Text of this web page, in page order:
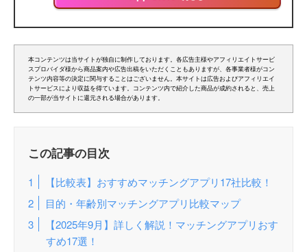
本コンテンツは当サイトが独自に制作しております。各広告主様やアフィリエイトサービ
スプロバイダ様から商品案内や広告出稿をいただくこともありますが、各事業者様がコン
テンツ内容等の決定に関与することはございません。本サイトは広告およびアフィリエイ
トサービスにより収益を得ています。コンテンツ内で紹介した商品が成約されると、売上
の一部が当サイトに還元される場合があります。
この記事の目次
【比較表】おすすめマッチングアプリ17社比較！
目的・年齢別マッチングアプリ比較マップ
【2025年9月】詳しく解説！マッチングアプリおす
すめ17選！